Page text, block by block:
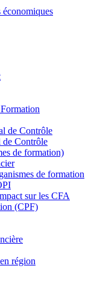
de Contrôle
de Contrôle
de formation)
de formation
sur les CFA
(CPF)
région